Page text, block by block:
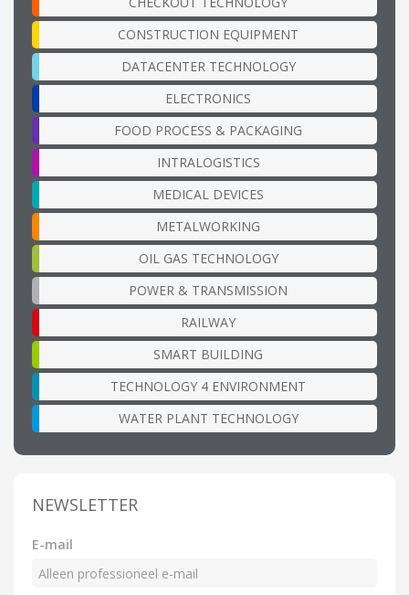
CONSTRUCTION EQUIPMENT
DATACENTER TECHNOLOGY
ELECTRONICS
FOOD PROCESS & PACKAGING
INTRALOGISTICS
MEDICAL DEVICES
METALWORKING
OIL GAS TECHNOLOGY
POWER & TRANSMISSION
RAILWAY
SMART BUILDING
TECHNOLOGY 4 ENVIRONMENT
WATER PLANT TECHNOLOGY
NEWSLETTER
E-mail